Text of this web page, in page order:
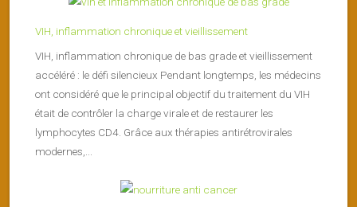
VIH, inflammation chronique et vieillissement
VIH, inflammation chronique de bas grade et vieillissement
accéléré : le défi silencieux Pendant longtemps, les médecins
ont considéré que le principal objectif du traitement du VIH
était de contrôler la charge virale et de restaurer les
lymphocytes CD4. Grâce aux thérapies antirétrovirales
modernes,...